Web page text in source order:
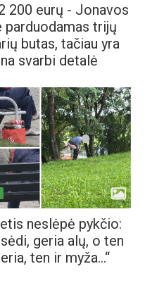
200 eurų - Jonavos
parduodamas trijų
butas, tačiau yra
svarbi detalė
neslėpė pykčio:
geria alų, o ten
ten ir myža...“